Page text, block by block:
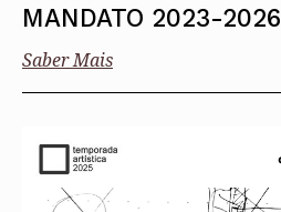
MANDATO 2023-2026
Saber Mais